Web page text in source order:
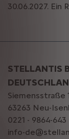
30.06.2027.
STELLANTIS
Siemensstraße
63263 Neu-
0221 - 9864-643
info-